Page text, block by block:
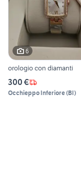
6
orologio con diamanti
300 €
Occhieppo Inferiore(BI)